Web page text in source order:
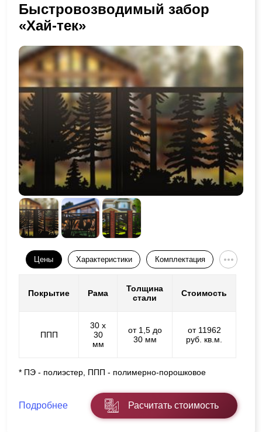
Быстровозводимый забор
«Хай-тек»
Цены Характеристики Комплектация
Покрытие Рама
Толщина
стали
Стоимость
ППП
30 х
30
мм
от 1,5 до
30 мм
от 11962
руб. кв.м.
* ПЭ - полиэстер, ППП - полимерно-порошковое
Подробнее Расчитать стоимость